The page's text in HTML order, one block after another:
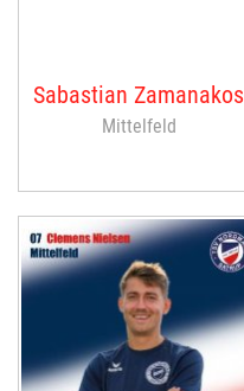
Sabastian Zamanakos
Mittelfeld